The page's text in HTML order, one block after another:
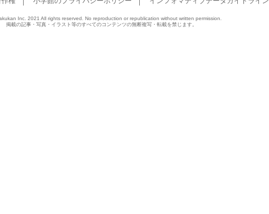
Inc. 2021 All rights reserved. No reproduction or republication without written permission.
掲載の記事・写真・イラスト等のすべてのコンテンツの無断複写・転載を禁じます。